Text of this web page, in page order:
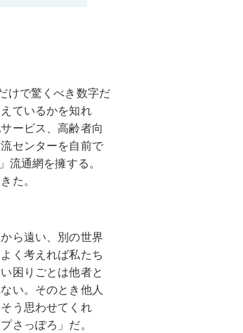
けで驚くべき数字だ
ているかを知れ
ービス、高齢者向
センターを自前で
流通網を擁する。
た。
ら遠い、別の世界
く考えれば私たち
困りごとは他者と
い。そのとき他人
う思わせてくれ
さっぽろ」だ。